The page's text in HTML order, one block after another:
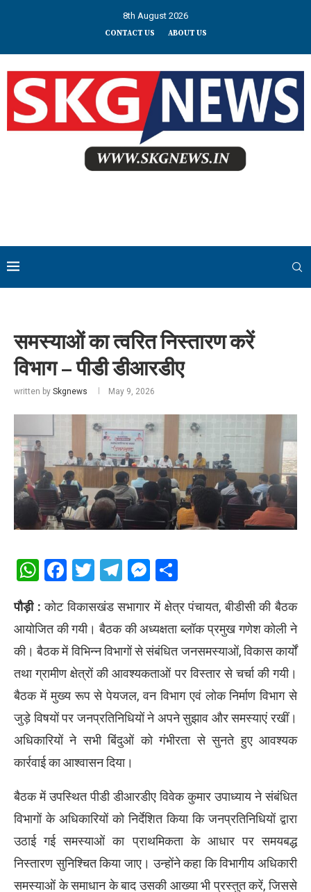
8th August 2026
CONTACT US ABOUT US
समस्याओं का त्वरित निस्तारण करें
विभाग – पीडी डीआरडीए
written by Skgnews May 9, 2026
WhatsApp
Facebook
Twitter
Telegram
Messenger
पौड़ी : कोट विकासखंड सभागार में क्षेत्र पंचायत, बीडीसी की बैठक
आयोजित की गयी। बैठक की अध्यक्षता ब्लॉक प्रमुख गणेश कोली ने
की। बैठक में विभिन्न विभागों से संबंधित जनसमस्याओं, विकास कार्यों
तथा ग्रामीण क्षेत्रों की आवश्यकताओं पर विस्तार से चर्चा की गयी।
बैठक में मुख्य रूप से पेयजल, वन विभाग एवं लोक निर्माण विभाग से
जुड़े विषयों पर जनप्रतिनिधियों ने अपने सुझाव और समस्याएं रखीं।
अधिकारियों ने सभी बिंदुओं को गंभीरता से सुनते हुए आवश्यक
कार्रवाई का आश्वासन दिया।
बैठक में उपस्थित पीडी डीआरडीए विवेक कुमार उपाध्याय ने संबंधित
विभागों के अधिकारियों को निर्देशित किया कि जनप्रतिनिधियों द्वारा
उठाई गई समस्याओं का प्राथमिकता के आधार पर समयबद्ध
निस्तारण सुनिश्चित किया जाए। उन्होंने कहा कि विभागीय अधिकारी
समस्याओं के समाधान के बाद उसकी आख्या भी प्रस्तुत करें, जिससे